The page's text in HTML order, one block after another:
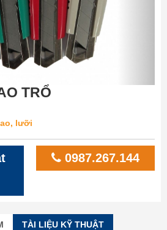
TRỔ
lưỡi
0987.267.144
TÀI LIỆU KỸ THUẬT